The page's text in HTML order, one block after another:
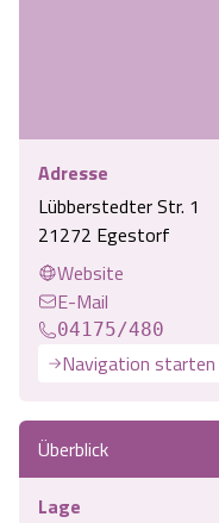
Adresse
Lübberstedter Str. 1
21272 Egestorf
Website
E-Mail
04175/480
Navigation starten
Überblick
Lage